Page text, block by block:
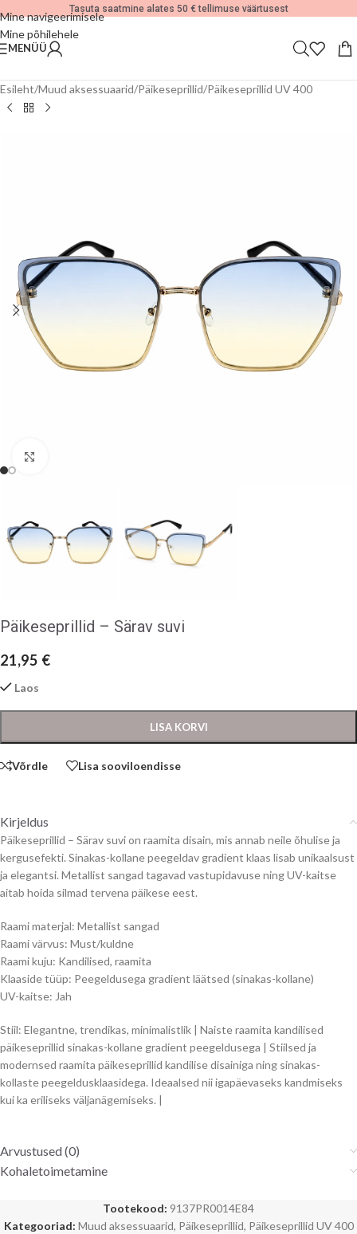
Mine navigeerimisele
Mine põhilehele
Tasuta saatmine alates 50 € tellimuse väärtusest
MENÜÜ
Esileht/Muud aksessuaarid/Päikeseprillid/Päikeseprillid UV 400
Päikeseprillid – Särav suvi
21,95 €
Laos
LISA KORVI
Võrdle Lisa sooviloendisse
Kirjeldus
Päikeseprillid – Särav suvi on raamita disain, mis annab neile õhulise ja
kergusefekti. Sinakas-kollane peegeldav gradient klaas lisab unikaalsust
ja elegantsi. Metallist sangad tagavad vastupidavuse ning UV-kaitse
aitab hoida silmad tervena päikese eest.
Raami materjal: Metallist sangad
Raami värvus: Must/kuldne
Raami kuju: Kandilised, raamita
Klaaside tüüp: Peegeldusega gradient läätsed (sinakas-kollane)
UV-kaitse: Jah
Stiil: Elegantne, trendikas, minimalistlik | Naiste raamita kandilised
päikeseprillid sinakas-kollane gradient peegeldusega | Stiilsed ja
modernsed raamita päikeseprillid kandilise disainiga ning sinakas-
kollaste peegeldusklaasidega. Ideaalsed nii igapäevaseks kandmiseks
kui ka eriliseks väljanägemiseks. |
Arvustused (0)
Kohaletoimetamine
Tootekood: 9137PR0014E84
Kategooriad: Muud aksessuaarid, Päikeseprillid, Päikeseprillid UV 400